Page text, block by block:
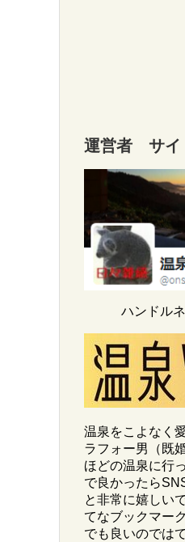
運営者 サイ
ハンドル
温泉をこよなく
ラフォー男（既
ほどの温泉に行
で良かったら
と非常に嬉しい
てなブックマー
でも良いのでは